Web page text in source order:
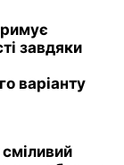
завдяки
варіанту